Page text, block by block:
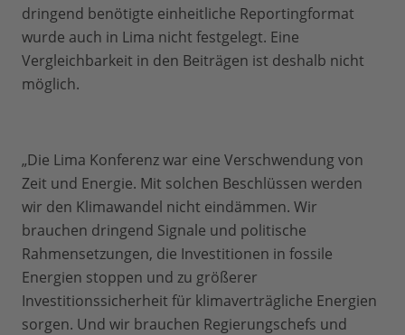
dringend benötigte einheitliche Reportingformat
wurde auch in Lima nicht festgelegt. Eine
Vergleichbarkeit in den Beiträgen ist deshalb nicht
möglich.
„Die Lima Konferenz war eine Verschwendung von
Zeit und Energie. Mit solchen Beschlüssen werden
wir den Klimawandel nicht eindämmen. Wir
brauchen dringend Signale und politische
Rahmensetzungen, die Investitionen in fossile
Energien stoppen und zu größerer
Investitionssicherheit für klimaverträgliche Energien
sorgen. Und wir brauchen Regierungschefs und